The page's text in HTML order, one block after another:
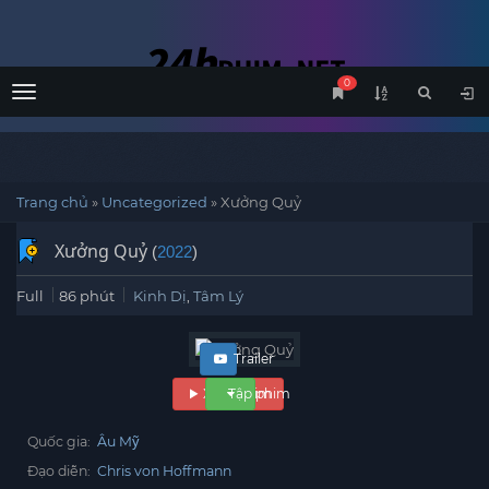
Menu
0
Trang chủ » Uncategorized »Xưởng Quỷ
Xưởng Quỷ (2022)
Full 86 phút Kinh Dị Tâm Lý
Xem phim
Trailer
Tập phim
Quốc gia: Âu Mỹ
Đạo diễn: Chris von Hoffmann